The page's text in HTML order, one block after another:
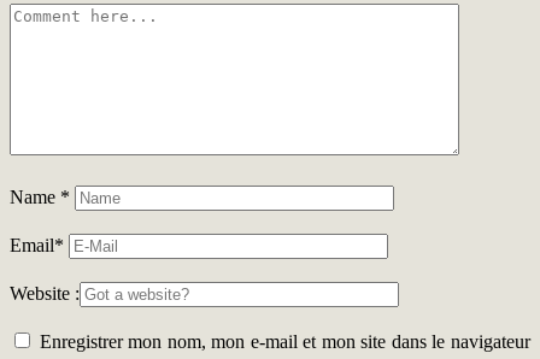
Name *
Email*
Website :
Enregistrer mon nom, mon e-mail et mon site dans le navigateur